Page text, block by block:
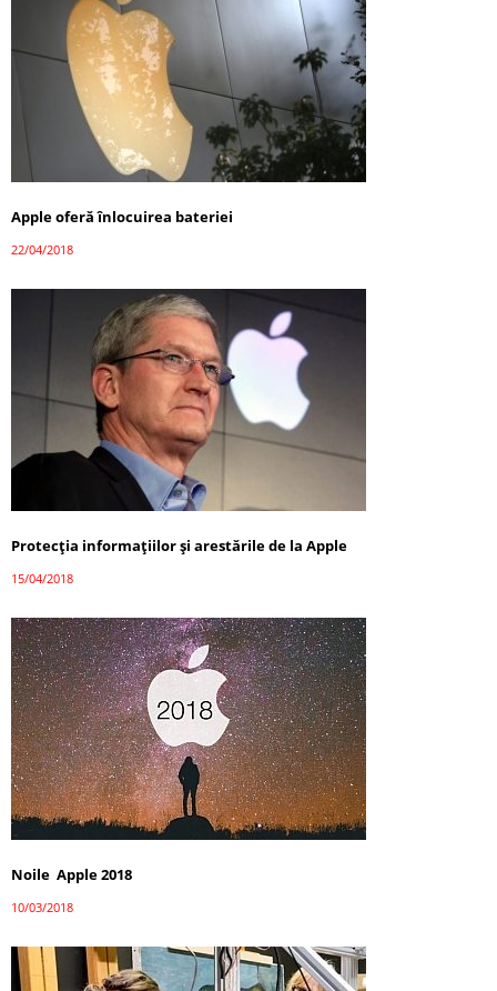
Apple oferă înlocuirea bateriei
22/04/2018
Protecția informațiilor și arestările de la Apple
15/04/2018
Noile Apple 2018
10/03/2018